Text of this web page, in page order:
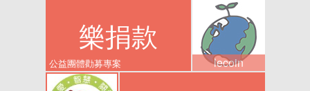
樂捐款
公益團體勸募專案 lecoin